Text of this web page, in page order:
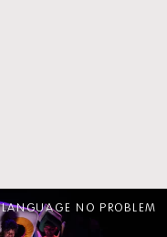
LANGUAGE NO PROBLEM